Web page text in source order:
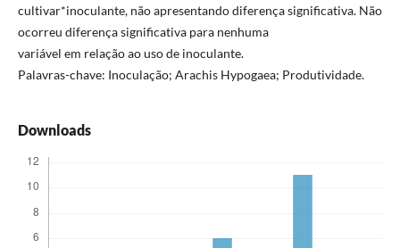
cultivar*inoculante, não apresentando diferença significativa. Não
ocorreu diferença significativa para nenhuma
variável em relação ao uso de inoculante.
Palavras-chave: Inoculação; Arachis Hypogaea; Produtividade.
Downloads